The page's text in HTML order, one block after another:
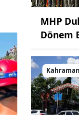
MHP
Dönem